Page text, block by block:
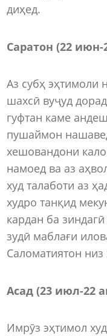
диҳед.
Саратон (22
Аз субҳ эҳтимоли
шахсӣ вуҷуд
гуфтан каме
пушаймон
хешовандони
намоед ва аз
худ талаботи аз
худро танқид
кардан ба
зудӣ маблағи
Саломатиятон низ
Асад (23 июл-22
Имрӯз эҳтимол